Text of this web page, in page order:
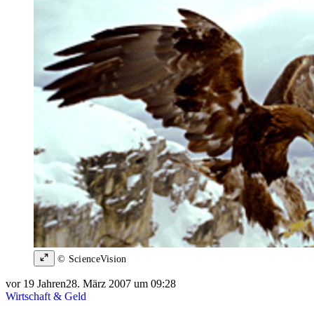
© ScienceVision
vor 19 Jahren28. März 2007 um 09:28
Wirtschaft & Geld